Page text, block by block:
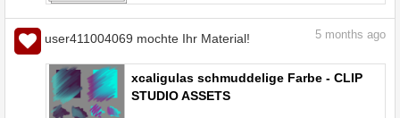
user411004069 mochte Ihr Material! 5 months ago
xcaligulas schmuddelige Farbe - CLIP
STUDIO ASSETS